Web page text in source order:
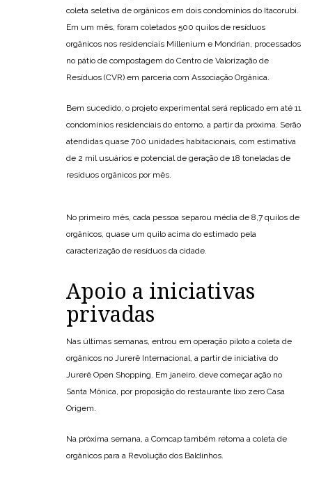
coleta seletiva de orgânicos em dois condomínios do Itacorubi.
Em um mês, foram coletados 500 quilos de resíduos
orgânicos nos residenciais Millenium e Mondrian, processados
no pátio de compostagem do Centro de Valorização de
Resíduos (CVR) em parceria com Associação Orgânica.
Bem sucedido, o projeto experimental será replicado em até 11
condomínios residenciais do entorno, a partir da próxima. Serão
atendidas quase 700 unidades habitacionais, com estimativa
de 2 mil usuários e potencial de geração de 18 toneladas de
resíduos orgânicos por mês.
No primeiro mês, cada pessoa separou média de 8,7 quilos de
orgânicos, quase um quilo acima do estimado pela
caracterização de resíduos da cidade.
Apoio a iniciativas
privadas
Nas últimas semanas, entrou em operação piloto a coleta de
orgânicos no Jurerê Internacional, a partir de iniciativa do
Jurerê Open Shopping. Em janeiro, deve começar ação no
Santa Mônica, por proposição do restaurante lixo zero Casa
Origem.
Na próxima semana, a Comcap também retoma a coleta de
orgânicos para a Revolução dos Baldinhos.